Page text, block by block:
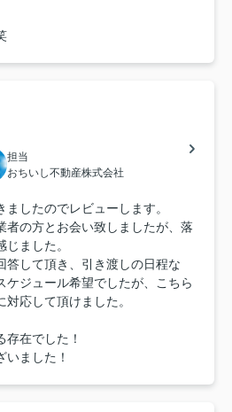
担当
おちいし不動産株式会社
したのでレビューします。
者の方とお会い致しましたが、落
ました。
答して頂き、引き渡しの日程な
ケジュール希望でしたが、こちら
応して頂けました。
存在でした！
いました！